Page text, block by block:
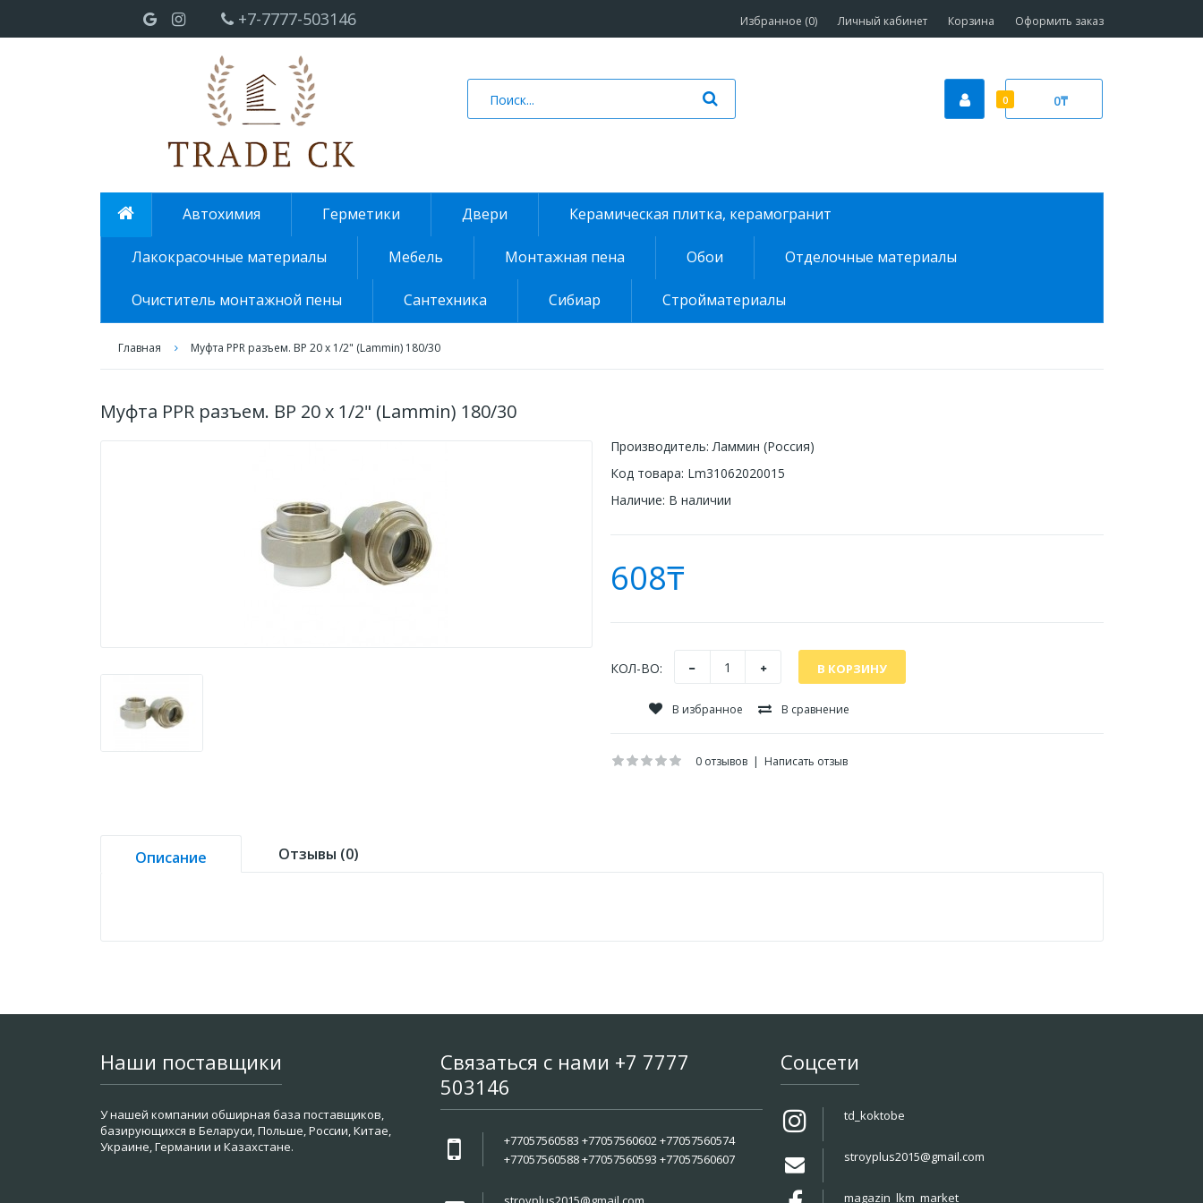
+7-7777-503146 Избранное (0) Личный кабинет Корзина Оформить заказ
0 0₸
Автохимия Герметики Двери Керамическая плитка, керамогранит
Лакокрасочные материалы Мебель Монтажная пена Обои Отделочные материалы
Очиститель монтажной пены Сантехника Сибиар Стройматериалы
Главная Муфта PPR разъем. ВР 20 х 1/2" (Lammin) 180/30
Муфта PPR разъем. ВР 20 х 1/2" (Lammin) 180/30
Производитель: Ламмин (Россия)
Код товара: Lm31062020015
Наличие: В наличии
608₸
КОЛ-ВО:
В избранное В сравнение
0 отзывов | Написать отзыв
Описание Отзывы (0)
Наши поставщики
У нашей компании обширная база поставщиков,
базирующихся в Беларуси, Польше, России, Китае,
Украине, Германии и Казахстане.
Связаться с нами +7 7777
503146
+77057560583 +77057560602 +77057560574
+77057560588 +77057560593 +77057560607
Соцсети
td_koktobe
stroyplus2015@gmail.com
magazin_lkm_market